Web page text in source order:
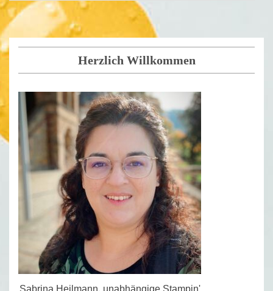
Herzlich Willkommen